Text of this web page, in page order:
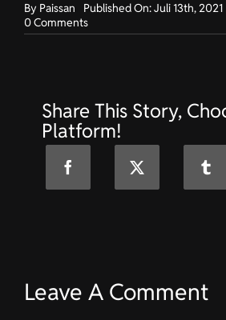
By Paissan Published On: Juli 13th, 2021
0 Commentson
Arbeitskleidung
Share This Story,
Platform!
Leave A Comment